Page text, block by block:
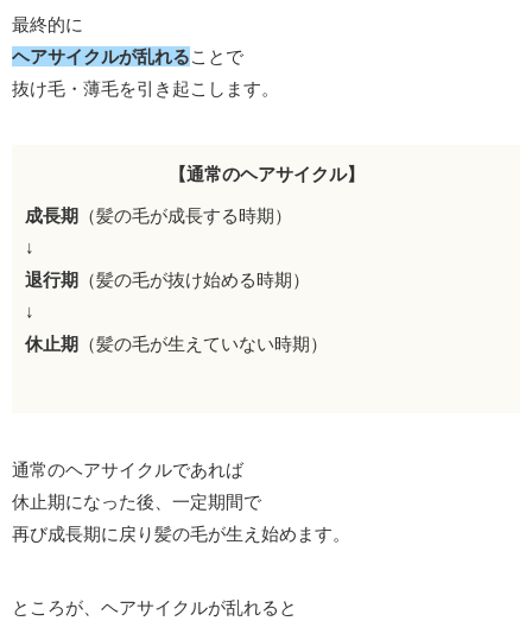
最終的に
ヘアサイクルが乱れることで
抜け毛・薄毛を引き起こします。
【通常のヘアサイクル】
成長期
（髪の毛が成長する時期）
↓
退行期
（髪の毛が抜け始める時期）
↓
休止期
（髪の毛が生えていない時期）
通常のヘアサイクルであれば
休止期になった後、一定期間で
再び成長期に戻り髪の毛が生え始めます。
ところが、ヘアサイクルが乱れると